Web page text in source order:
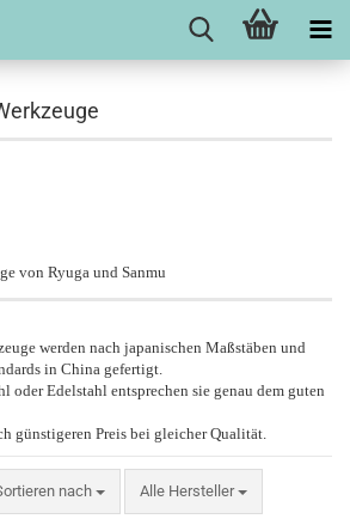
von Ryuga und Sanmu
werden nach japanischen Maßstäben und
in China gefertigt.
oder Edelstahl entsprechen sie genau dem guten
günstigeren Preis bei gleicher Qualität.
nach
nach Alle Hersteller